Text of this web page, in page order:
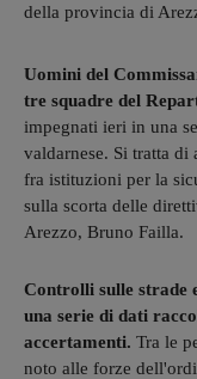
della provincia di
Uomini del
tre squadre del
impegnati ieri in una
valdarnese. Si tratta
fra istituzioni per la
sulla scorta delle
Arezzo, Bruno Failla.
Controlli sulle strade
una serie di dati
accertamenti. Tra le
noto alle forze